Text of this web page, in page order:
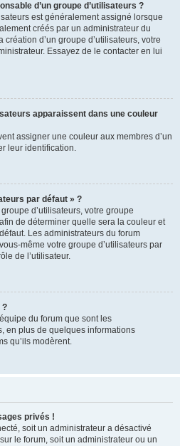
d’un groupe d’utilisateurs ?
est généralement assigné lorsque
créés par un administrateur du
d’un groupe d’utilisateurs, votre
Essayez de le contacter en lui
apparaissent dans une couleur
assigner une couleur aux membres d’un
leur identification.
par défaut » ?
d’utilisateurs, votre groupe
de déterminer quelle sera la couleur et
Les administrateurs du forum
même votre groupe d’utilisateurs par
de l’utilisateur.
?
du forum que sont les
en plus de quelques informations
qu’ils modèrent.
privés !
soit un administrateur a désactivé
le forum, soit un administrateur ou un